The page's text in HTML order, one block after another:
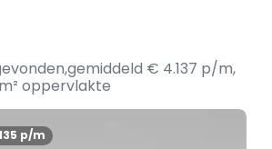
€ 4.137 p/m,
oppervlakte
p/m